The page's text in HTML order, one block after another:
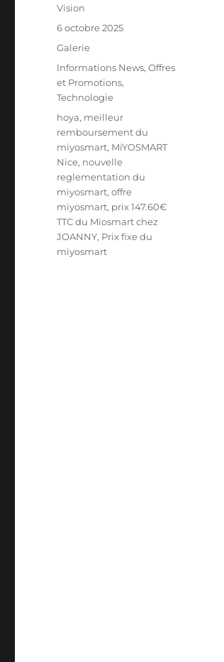
Vision
Publié
le
6 octobre 2025
Format
Galerie
Catégories
Informations News,Offres
et Promotions,
Technologie
Étiquettes
hoya, meilleur
remboursement du
miyosmart, MiYOSMART
Nice, nouvelle
reglementation du
miyosmart,offre
miyosmart, prix 147.60€
TTC du Miosmart chez
JOANNY, Prix fixe du
miyosmart